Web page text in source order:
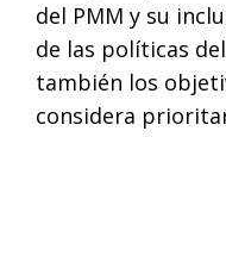
del PMM y su
de las políticas
también los
considera